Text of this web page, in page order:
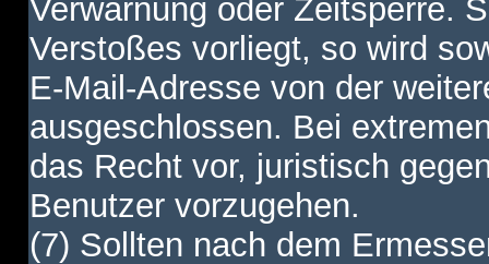
Verwarnung oder Zeitsperre.
Verstoßes vorliegt, so wird
E-Mail-Adresse von der
ausgeschlossen. Bei
das Recht vor, juristisch
Benutzer vorzugehen.
(7) Sollten nach dem